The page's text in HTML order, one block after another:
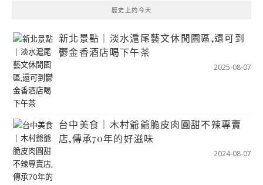
歷史上的今天
新北景點｜淡水滬尾藝文休閒園區,還可到
鬱金香酒店喝下午茶
2025-08-07
台中美食｜木村爺爺脆皮肉圓甜不辣專賣
店,傳承70年的好滋味
2024-08-07